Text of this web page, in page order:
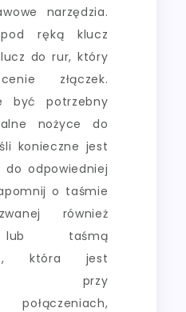
narzędzia.
ręką klucz
do rur, który
złączek.
być potrzebny
nożyce do
konieczne jest
odpowiedniej
o taśmie
również
lub taśmą
która jest
przy
połączeniach,